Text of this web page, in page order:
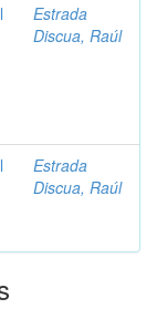
Estrada
Discua, Raúl
Estrada
Discua, Raúl